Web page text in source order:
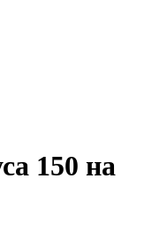
150 на